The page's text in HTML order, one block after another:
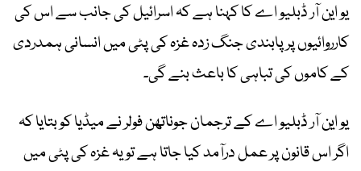
یو این آر ڈبلیو اے کا کہنا ہے کہ اسرائیل کی جانب سے اس کی
کارروائیوں پر پابندی جنگ زدہ غزہ کی پٹی میں انسانی ہمدردی
کے کاموں کی تباہی کا باعث بنے گی۔
یو این آر ڈبلیو اے کے ترجمان جوناتھن فولر نے میڈیا کو بتایا کہ
اگر اس قانون پر عمل درآمد کیا جاتا ہے تو یہ غزہ کی پٹی میں